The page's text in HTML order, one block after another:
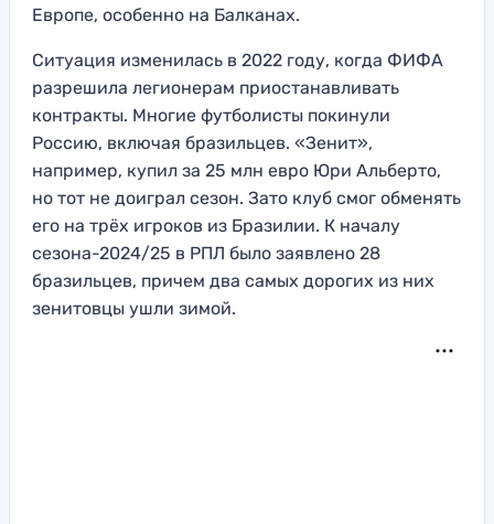
Европе, особенно на Балканах.
Ситуация изменилась в 2022 году, когда ФИФА
разрешила легионерам приостанавливать
контракты. Многие футболисты покинули
Россию, включая бразильцев. «Зенит»,
например, купил за 25 млн евро Юри Альберто,
но тот не доиграл сезон. Зато клуб смог обменять
его на трёх игроков из Бразилии. К началу
сезона-2024/25 в РПЛ было заявлено 28
бразильцев, причем два самых дорогих из них
зенитовцы ушли зимой.